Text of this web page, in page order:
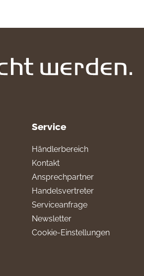
Service
Händlerbereich
Kontakt
Ansprechpartner
Handelsvertreter
Serviceanfrage
Newsletter
Cookie-Einstellungen